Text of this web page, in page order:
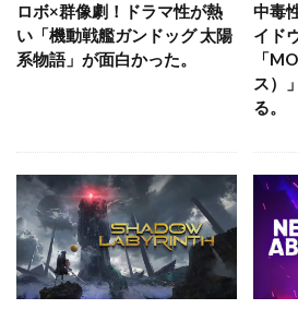
ロボ×群像劇！ドラマ性が熱
い「機動戦艦ガンドッグ 太陽
系物語」が面白かった。
中毒
イド
「
ス）
る。